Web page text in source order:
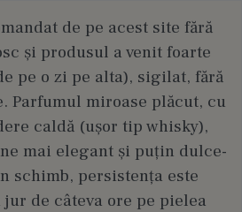
de pe acest site fără
și produsul a venit foarte
pe o zi pe alta), sigilat, fără
Parfumul miroase plăcut, cu
caldă (ușor tip whisky),
mai elegant și puțin dulce-
schimb, persistența este
jur de câteva ore pe pielea